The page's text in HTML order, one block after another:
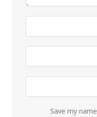
Save my